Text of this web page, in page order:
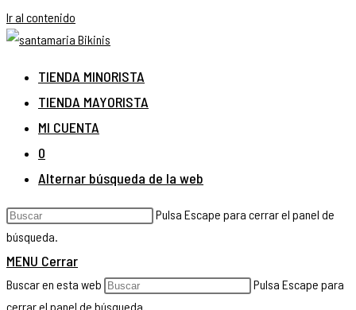
Ir al contenido
TIENDA MINORISTA
TIENDA MAYORISTA
MI CUENTA
0
Alternar búsqueda de la web
Pulsa Escape para cerrar el panel de
búsqueda.
MENU Cerrar
Buscar en esta web
Pulsa Escape para
cerrar el panel de búsqueda.